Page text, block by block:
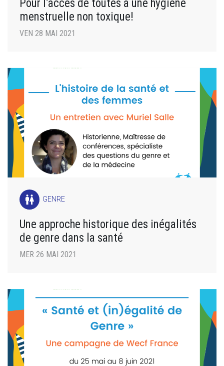
Pour l’accès de toutes à une hygiène
menstruelle non toxique!
VEN 28 MAI 2021
wc GENRE
Une approche historique des inégalités
de genre dans la santé
MER 26 MAI 2021